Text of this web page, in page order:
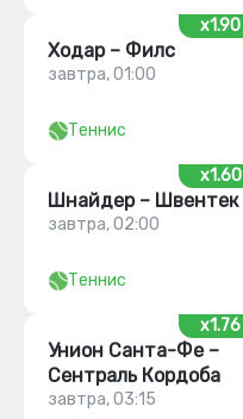
x1.90
Ходар – Филс
завтра, 01:00
Теннис
x1.60
Шнайдер – Швентек
завтра, 02:00
Теннис
x1.76
Унион Санта-Фе –
Сентраль Кордоба
завтра, 03:15